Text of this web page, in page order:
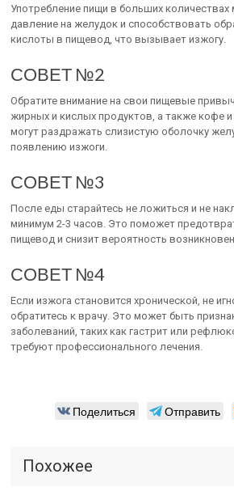
Употребление пищи в больших количествах
давление на желудок и способствовать
кислоты в пищевод, что вызывает изжогу.
СОВЕТ №2
Обратите внимание на свои пищевые
жирных и кислых продуктов, а также кофе
могут раздражать слизистую оболочку
появлению изжоги.
СОВЕТ №3
После еды старайтесь не ложиться и не
минимум 2-3 часов. Это поможет
пищевод и снизит вероятность
СОВЕТ №4
Если изжога становится хронической, не
обратитесь к врачу. Это может быть
заболеваний, таких как гастрит или
требуют профессионального лечения.
Поделиться Отправить
Похожее